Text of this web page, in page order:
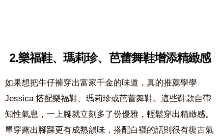
2.樂福鞋、瑪莉珍、芭蕾舞鞋增添精緻感
如果想把牛仔褲穿出富家千金的味道，真的推薦學學
Jessica 搭配樂福鞋、瑪莉珍或芭蕾舞鞋。這些鞋款自帶
知性氣息，一上腳就立刻多了份優雅，輕鬆穿出精緻感。
單穿露出腳踝更有成熟韻味，搭配白襪的話則很有復古氣